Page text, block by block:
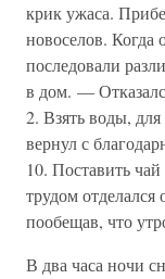
крик ужаса.
новоселов. Когда
последовали
в дом. —
2. Взять воды,
вернул с
10. Поставить
трудом
пообещав, что
В два часа ночи